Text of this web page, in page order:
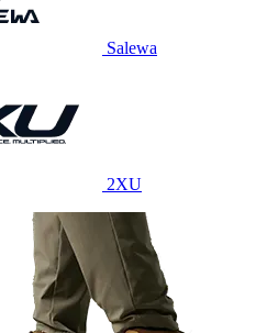
Salewa
2XU